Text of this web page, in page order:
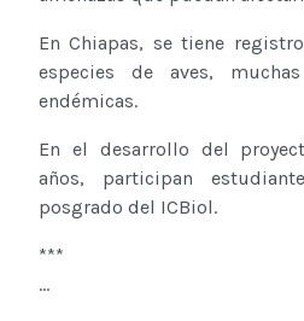
En Chiapas, se tiene
especies de aves,
endémicas.
En el desarrollo del
años, participan
posgrado del ICBiol.
***
...